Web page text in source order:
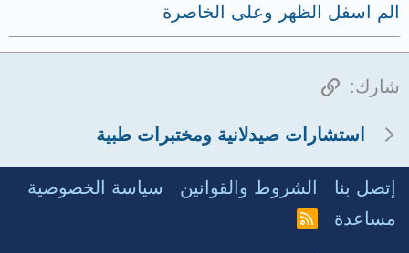
الم اسفل الظهر وعلى الخاصرة
شارك: الرابط
استشارات صيدلانية ومختبرات طبية
إتصل بنا الشروط والقوانين
سياسة الخصوصية
مساعدة
R